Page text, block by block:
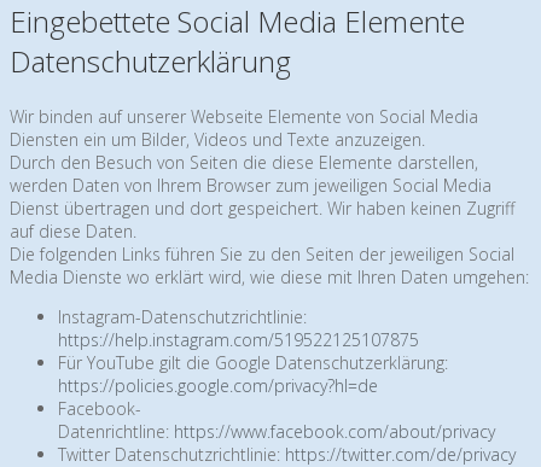
Eingebettete Social Media Elemente
Datenschutzerklärung
Wir binden auf unserer Webseite Elemente von Social Media
Diensten ein um Bilder, Videos und Texte anzuzeigen.
Durch den Besuch von Seiten die diese Elemente darstellen,
werden Daten von Ihrem Browser zum jeweiligen Social Media
Dienst übertragen und dort gespeichert. Wir haben keinen Zugriff
auf diese Daten.
Die folgenden Links führen Sie zu den Seiten der jeweiligen Social
Media Dienste wo erklärt wird, wie diese mit Ihren Daten umgehen:
Instagram-Datenschutzrichtlinie:
https://help.instagram.com/519522125107875
Für YouTube gilt die Google Datenschutzerklärung:
https://policies.google.com/privacy?hl=de
Facebook-
Datenrichtline: https://www.facebook.com/about/privacy
Twitter Datenschutzrichtlinie: https://twitter.com/de/privacy